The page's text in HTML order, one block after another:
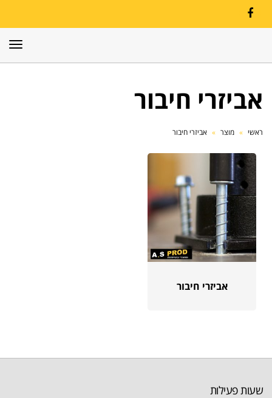
אביזרי חיבור
ראשי » מוצר » אביזרי חיבור
אביזרי חיבור
שעות פעילות